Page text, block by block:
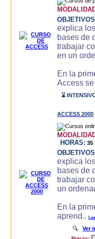
explica
bases de
trabajar
en un
En la
Access
⌛
ACCESS 2000
HORAS: 35
explica
bases de
trabajar
un
En la
aprend..
🔍Ver